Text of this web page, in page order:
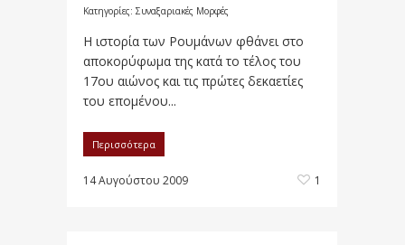
Κατηγορίες: Συναξαριακές Μορφές
Η ιστορία των Ρουμάνων φθάνει στο
αποκορύφωμα της κατά το τέλος του
17ου αιώνος και τις πρώτες δεκαετίες
του επομένου...
Περισσότερα
14 Αυγούστου 2009 1